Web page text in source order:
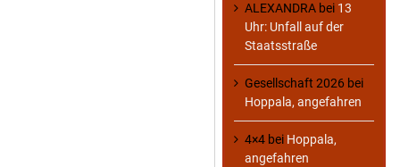
ALEXANDRA bei 13
Uhr: Unfall auf der
Staatsstraße
Gesellschaft 2026 bei
Hoppala, angefahren
4×4 bei Hoppala,
angefahren